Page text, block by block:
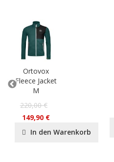
Ortovox
Fleece Jacket
M
220,00 €
149,90 €
In den Warenkorb